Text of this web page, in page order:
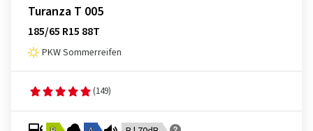
Turanza T 005
185/65 R15 88T
PKW Sommerreifen
(149)